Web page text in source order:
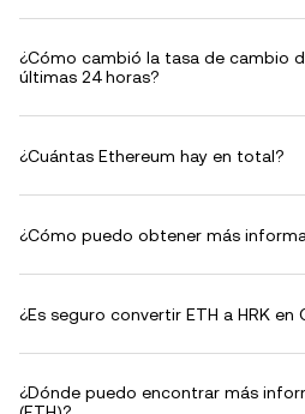
¿Cómo cambió la tasa de cambio
últimas 24 horas?
¿Cuántas Ethereum hay en total?
¿Cómo puedo obtener más
¿Es seguro convertir ETH a HRK en
¿Dónde puedo encontrar más